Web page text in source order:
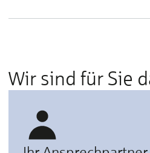
Wir sind für Sie